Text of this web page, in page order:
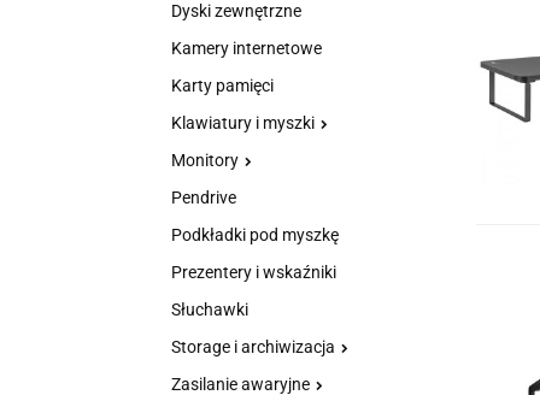
Dyski zewnętrzne
Kamery internetowe
Karty pamięci
Klawiatury i myszki
Monitory
Pendrive
Podkładki pod myszkę
Prezentery i wskaźniki
Słuchawki
Storage i archiwizacja
Zasilanie awaryjne